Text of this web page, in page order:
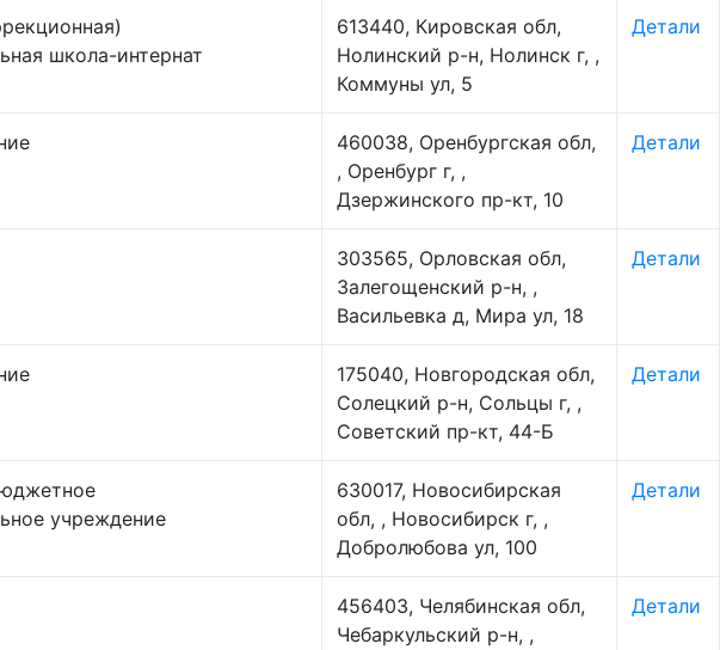
школа-интернат
613440, Кировская обл,
Нолинский р-н, Нолинск г, ,
Коммуны ул, 5
Детали
460038, Оренбургская обл,
, Оренбург г, ,
Дзержинского пр-кт, 10
Детали
303565, Орловская обл,
Залегощенский р-н, ,
Васильевка д, Мира ул, 18
Детали
175040, Новгородская обл,
Солецкий р-н, Сольцы г, ,
Советский пр-кт, 44-Б
Детали
учреждение
630017, Новосибирская
обл, , Новосибирск г, ,
Добролюбова ул, 100
Детали
456403, Челябинская обл,
Чебаркульский р-н, ,
Детали